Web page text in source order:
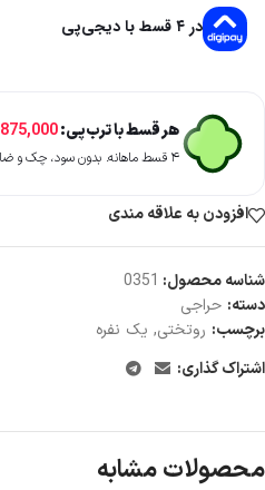
در ۴ قسط با دیجی‌پی
هر قسط با ترب‌پی:875,000
۴ قسط ماهانه. بدون سود، چک و ضامن.
افزودن به علاقه مندی
شناسه محصول: 0351
دسته: حراجی
برچسب: روتختی, یک نفره
اشتراک گذاری:
محصولات مشابه